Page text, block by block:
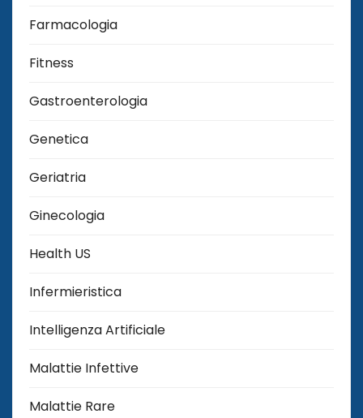
Farmacologia
Fitness
Gastroenterologia
Genetica
Geriatria
Ginecologia
Health US
Infermieristica
Intelligenza Artificiale
Malattie Infettive
Malattie Rare